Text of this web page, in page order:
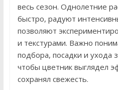
весь сезон. Однолетние
быстро, радуют
позволяют
и текстурами. Важно
подбора, посадки и ухода
чтобы цветник выглядел
сохранял свежесть.